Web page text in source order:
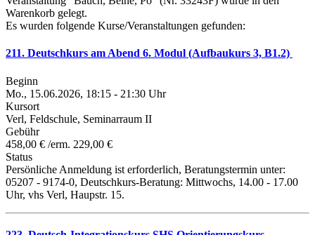
Warenkorb gelegt.
Es wurden folgende Kurse/Veranstaltungen gefunden:
211. Deutschkurs am Abend 6. Modul (Aufbaukurs 3, B1.2)
Beginn
Mo., 15.06.2026, 18:15 - 21:30 Uhr
Kursort
Verl, Feldschule, Seminarraum II
Gebühr
458,00 € /erm. 229,00 €
Status
Persönliche Anmeldung ist erforderlich, Beratungstermin unter:
05207 - 9174-0, Deutschkurs-Beratung: Mittwochs, 14.00 - 17.00
Uhr, vhs Verl, Haupstr. 15.